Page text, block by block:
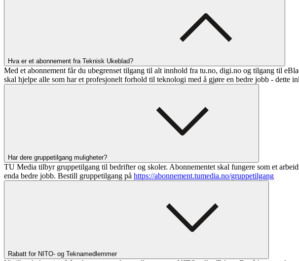
Hva er et abonnement fra Teknisk Ukeblad?
Med et abonnement får du ubegrenset tilgang til alt innhold fra tu.no, digi.no og tilgang til
skal hjelpe alle som har et profesjonelt forhold til teknologi med å gjøre en bedre jobb - dette
Har dere gruppetilgang muligheter?
TU Media tilbyr gruppetilgang til bedrifter og skoler. Abonnementet skal fungere som et
enda bedre jobb. Bestill gruppetilgang på https://abonnement.tumedia.no/gruppetilgang
Rabatt for NITO- og Teknamedlemmer